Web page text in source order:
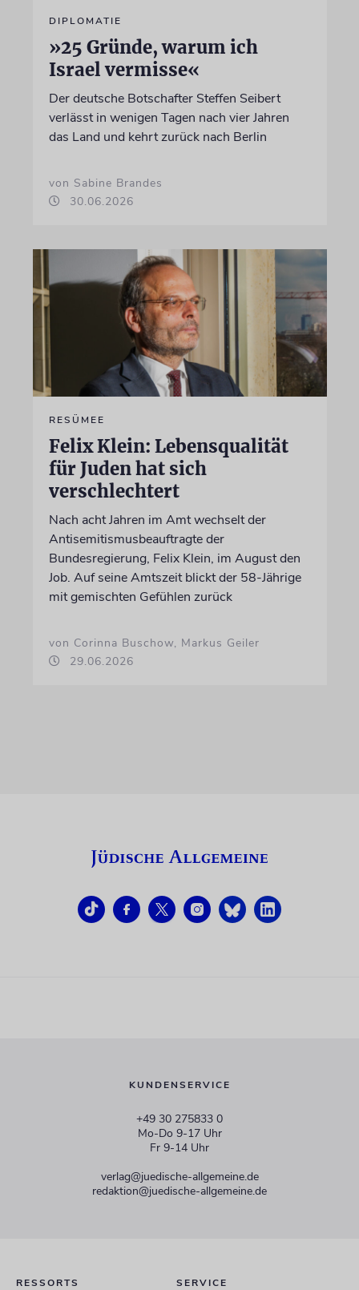
DIPLOMATIE
»25 Gründe, warum ich
Israel vermisse«
Der deutsche Botschafter Steffen Seibert
verlässt in wenigen Tagen nach vier Jahren
das Land und kehrt zurück nach Berlin
von Sabine Brandes
30.06.2026
RESÜMEE
Felix Klein: Lebensqualität
für Juden hat sich
verschlechtert
Nach acht Jahren im Amt wechselt der
Antisemitismusbeauftragte der
Bundesregierung, Felix Klein, im August den
Job. Auf seine Amtszeit blickt der 58-Jährige
mit gemischten Gefühlen zurück
von Corinna Buschow, Markus Geiler
29.06.2026
KUNDENSERVICE
+49 30 275833 0
Mo-Do 9-17 Uhr
Fr 9-14 Uhr
verlag@juedische-allgemeine.de
redaktion@juedische-allgemeine.de
RESSORTS SERVICE